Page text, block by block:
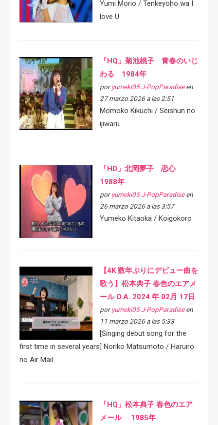
Yumi Morio / Tenkeyoho wa I
love U
「HQ」菊池桃子 青春のいじ
わる 1984年
por yumeki05 J-PopParadiseen
27 marzo 2026 a las 2:51
Momoko Kikuchi / Seishun no
ijiwaru
「HD」北岡夢子 恋心
1988年
por yumeki05 J-PopParadiseen
26 marzo 2026 a las 3:57
Yumeko Kitaoka / Koigokoro
【4K 数年ぶりにデビュー曲を
歌う】松本典子 春色のエアメ
ール O.A. 2024 年 02月 17日
por yumeki05 J-PopParadiseen
11 marzo 2026 a las 5:33
[Singing debut song for the
first time in several years] Noriko Matsumoto / Haruiro
no Air Mail
「HQ」松本典子 春色のエア
メール 1985年